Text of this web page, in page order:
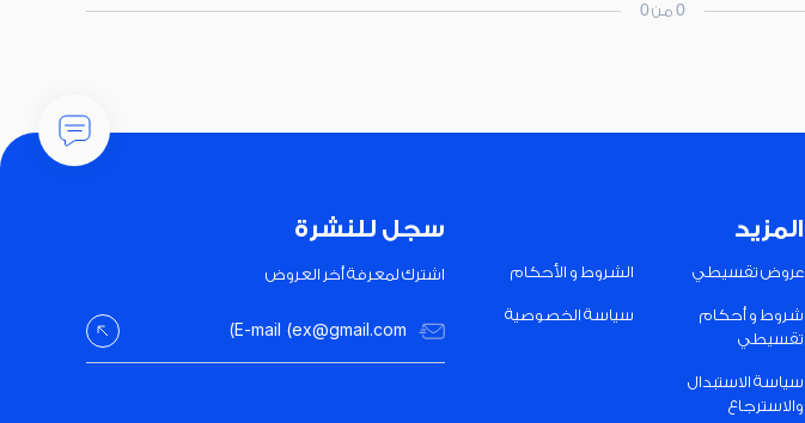
0 من 0
المزيد
عروض تقسيطي الشروط و الأحكام
شروط و أحكام
تقسيطي
سياسة الخصوصية
سياسة الاستبدال
والاسترجاع
سجل للنشرة
اشترك لمعرفة أخر العروض